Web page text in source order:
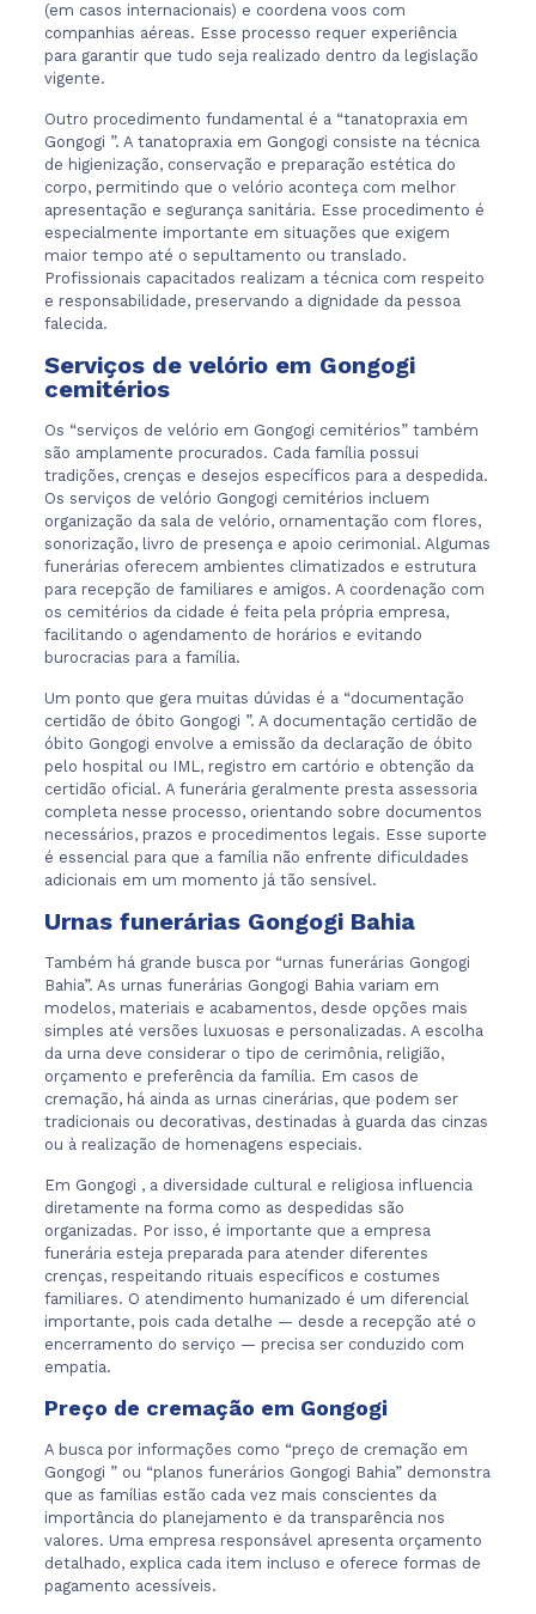
(em casos internacionais) e coordena voos com
companhias aéreas. Esse processo requer experiência
para garantir que tudo seja realizado dentro da legislação
vigente.
Outro procedimento fundamental é a “tanatopraxia em
Gongogi ”. A tanatopraxia em Gongogi consiste na técnica
de higienização, conservação e preparação estética do
corpo, permitindo que o velório aconteça com melhor
apresentação e segurança sanitária. Esse procedimento é
especialmente importante em situações que exigem
maior tempo até o sepultamento ou translado.
Profissionais capacitados realizam a técnica com respeito
e responsabilidade, preservando a dignidade da pessoa
falecida.
Serviços de velório em Gongogi
cemitérios
Os “serviços de velório em Gongogi cemitérios” também
são amplamente procurados. Cada família possui
tradições, crenças e desejos específicos para a despedida.
Os serviços de velório Gongogi cemitérios incluem
organização da sala de velório, ornamentação com flores,
sonorização, livro de presença e apoio cerimonial. Algumas
funerárias oferecem ambientes climatizados e estrutura
para recepção de familiares e amigos. A coordenação com
os cemitérios da cidade é feita pela própria empresa,
facilitando o agendamento de horários e evitando
burocracias para a família.
Um ponto que gera muitas dúvidas é a “documentação
certidão de óbito Gongogi ”. A documentação certidão de
óbito Gongogi envolve a emissão da declaração de óbito
pelo hospital ou IML, registro em cartório e obtenção da
certidão oficial. A funerária geralmente presta assessoria
completa nesse processo, orientando sobre documentos
necessários, prazos e procedimentos legais. Esse suporte
é essencial para que a família não enfrente dificuldades
adicionais em um momento já tão sensível.
Urnas funerárias Gongogi Bahia
Também há grande busca por “urnas funerárias Gongogi
Bahia”. As urnas funerárias Gongogi Bahia variam em
modelos, materiais e acabamentos, desde opções mais
simples até versões luxuosas e personalizadas. A escolha
da urna deve considerar o tipo de cerimônia, religião,
orçamento e preferência da família. Em casos de
cremação, há ainda as urnas cinerárias, que podem ser
tradicionais ou decorativas, destinadas à guarda das cinzas
ou à realização de homenagens especiais.
Em Gongogi , a diversidade cultural e religiosa influencia
diretamente na forma como as despedidas são
organizadas. Por isso, é importante que a empresa
funerária esteja preparada para atender diferentes
crenças, respeitando rituais específicos e costumes
familiares. O atendimento humanizado é um diferencial
importante, pois cada detalhe — desde a recepção até o
encerramento do serviço — precisa ser conduzido com
empatia.
Preço de cremação em Gongogi
A busca por informações como “preço de cremação em
Gongogi ” ou “planos funerários Gongogi Bahia” demonstra
que as famílias estão cada vez mais conscientes da
importância do planejamento e da transparência nos
valores. Uma empresa responsável apresenta orçamento
detalhado, explica cada item incluso e oferece formas de
pagamento acessíveis.